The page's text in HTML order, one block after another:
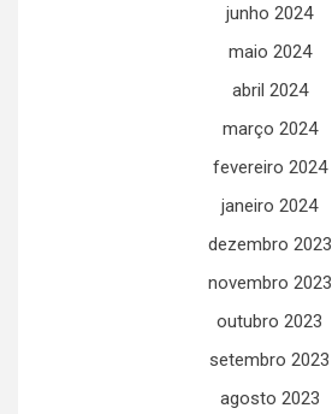
junho 2024
maio 2024
abril 2024
março 2024
fevereiro 2024
janeiro 2024
dezembro 2023
novembro 2023
outubro 2023
setembro 2023
agosto 2023